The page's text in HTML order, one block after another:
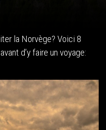
la Norvège? Voici 8
d’y faire un voyage: